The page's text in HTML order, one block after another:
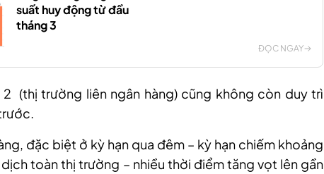
suất huy động từ đầu
tháng 3
ĐỌC NGAY
(thị trường liên ngân hàng) cũng không còn duy trì
đặc biệt ở kỳ hạn qua đêm – kỳ hạn chiếm khoảng
toàn thị trường – nhiều thời điểm tăng vọt lên gần